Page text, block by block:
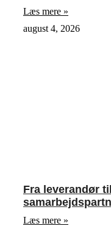
Læs mere »
august 4, 2026
Fra leverandør
Læs mere »